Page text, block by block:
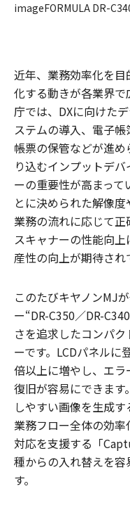
imageFORMULA DR-
近年、業務効率化を
化する動きが各業界
庁では、DXに向けた
ステムの導入、電子
帳票の保管などが進
り込むインプットデ
ーの重要性が高まっ
とに決められた解像度
業務の流れに応じて正
スキャナーの性能向
産性の向上が期待され
このたびキヤノンMJ
ー“DR-C350／DR-
さを追求したコンパ
ーです。LCDパネルに
倍以上に増やし、エ
復旧が容易にできま
しやすい画像を生成す
業務フロー全体の効
対応を支援する「
種からの入れ替えを
す。